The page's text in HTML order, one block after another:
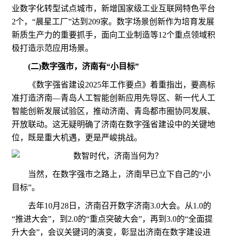
业数字化转型试点城市，新增国家级工业互联网特色平台
2个，“晨星工厂”达到209家。数字场景创新作为培育发展
新质生产力的重要抓手，面向工业制造等12个重点领域积
极打造示范应用场景。
(二)数字强市，济南有“小目标”
《数字强省建设2025年工作要点》着重指出，要高标
准打造济南—青岛人工智能创新应用先导区、新一代人工
智能创新发展试验区，推动济南、青岛都市圈协同发展、
开放联动。这无疑明确了济南在数字强省建设中的关键地
位，既是重大机遇，更是严峻挑战。
当然，在数字强市之路上，济南早已立下自己的“小
目标”。
去年10月28日，济南召开数字济南3.0大会。从1.0的
“推进大会”，到2.0的“重点突破大会”，再到3.0的“全面提
升大会”，会议关键词的演变，彰显出济南在数字建设进